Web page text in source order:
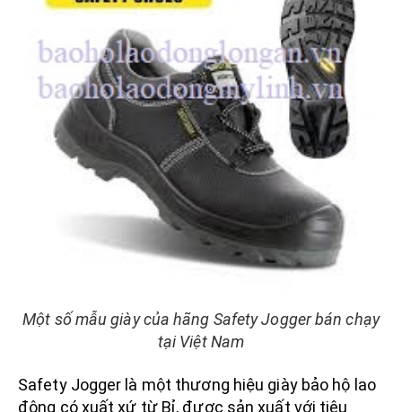
Một số mẫu giày của hãng Safety Jogger bán chạy
tại Việt Nam
Safety Jogger là một thương hiệu giày bảo hộ lao
động có xuất xứ từ Bỉ, được sản xuất với tiêu